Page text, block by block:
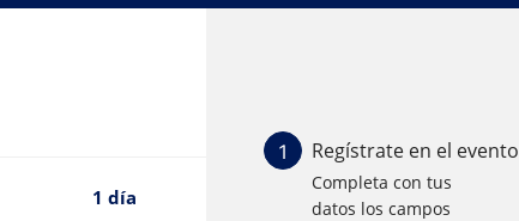
1 día
1 Regístrate en el evento
Completa con tus
datos los campos